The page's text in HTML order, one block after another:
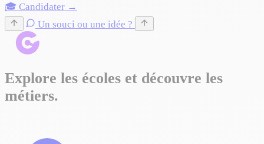
🎓 Candidater →
Un souci ou une idée ?
Explore les écoles et découvre les
métiers.